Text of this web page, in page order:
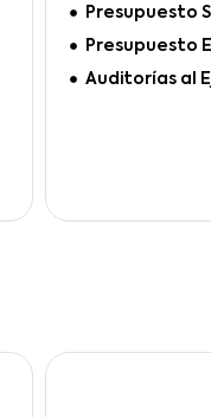
Presupuesto
Presupuesto
Auditorías al